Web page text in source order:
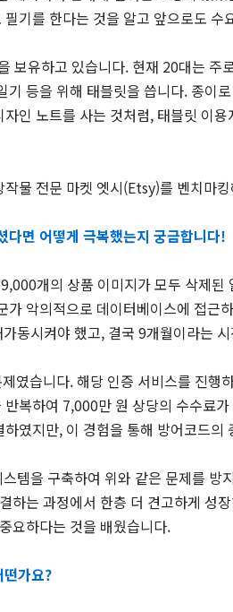
기를 한다는 것을 알고 앞으로도 수
보유하고 있습니다. 현재 20대는 주
등을 위해 태블릿을 씁니다. 종이
인 노트를 사는 것처럼, 태블릿 이
물 전문 마켓 엣시(Etsy)를 벤치마
다면 어떻게 극복했는지 궁금합니다!
개의 상품 이미지가 모두 삭제
악의적으로 데이터베이스에 접근
동시켜야 했고, 결국 9개월이라는
였습니다. 해당 인증 서비스를 진행
복하여 7,000만 원 상당의 수수료
였지만, 이 경험을 통해 방어코드의
템을 구축하여 위와 같은 문제를 방
하는 과정에서 한층 더 견고하게 성
요하다는 것을 배웠습니다.
가요?